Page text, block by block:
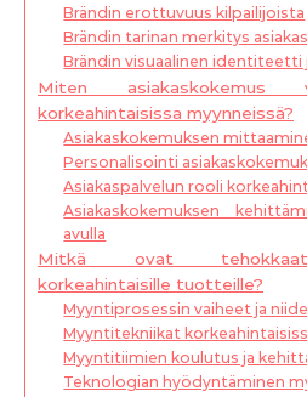
Brändin erottuvuus kilpailijoista
Brändin tarinan merkitys
Brändin visuaalinen identiteetti
Miten asiakaskokemus
korkeahintaisissa myynneissä?
Asiakaskokemuksen
Personalisointi
Asiakaspalvelun rooli
Asiakaskokemuksen
avulla
Mitkä ovat tehokkaat
korkeahintaisille tuotteille?
Myyntiprosessin vaiheet ja
Myyntitekniikat
Myyntitiimien koulutus ja
Teknologian hyödyntäminen